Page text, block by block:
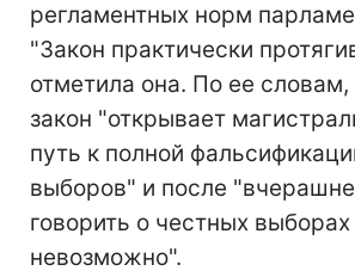
регламентных норм
"Закон практически
отметила она. По ее
закон "открывает
путь к полной
выборов" и после
говорить о честных выборах
невозможно".